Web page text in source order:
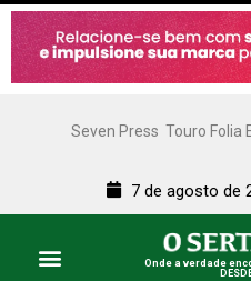
Seven Press Touro Folia
7 de agosto de
Onde a verdade